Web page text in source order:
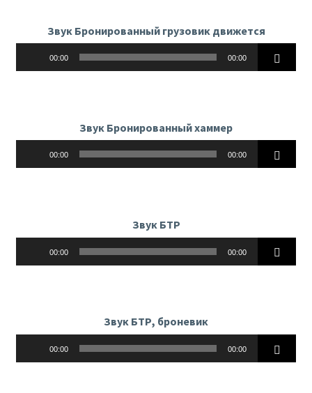
Звук Бронированный грузовик движется
00:00 00:00
Звук Бронированный хаммер
00:00 00:00
Звук БТР
00:00 00:00
Звук БТР, броневик
00:00 00:00